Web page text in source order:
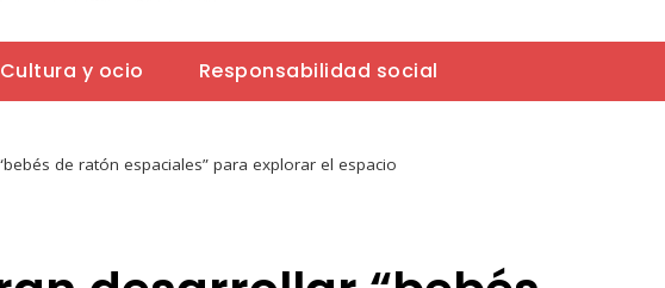
Cultura y ocio Responsabilidad social
de ratón espaciales” para explorar el espacio